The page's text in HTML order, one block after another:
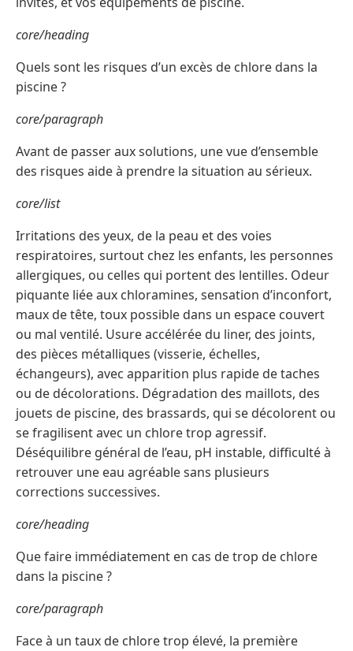
core/heading
Quels sont les risques d’un excès de chlore dans la
piscine ?
core/paragraph
Avant de passer aux solutions, une vue d’ensemble
des risques aide à prendre la situation au sérieux.
core/list
Irritations des yeux, de la peau et des voies
respiratoires, surtout chez les enfants, les personnes
allergiques, ou celles qui portent des lentilles. Odeur
piquante liée aux chloramines, sensation d’inconfort,
maux de tête, toux possible dans un espace couvert
ou mal ventilé. Usure accélérée du liner, des joints,
des pièces métalliques (visserie, échelles,
échangeurs), avec apparition plus rapide de taches
ou de décolorations. Dégradation des maillots, des
jouets de piscine, des brassards, qui se décolorent ou
se fragilisent avec un chlore trop agressif.
Déséquilibre général de l’eau, pH instable, difficulté à
retrouver une eau agréable sans plusieurs
corrections successives.
core/heading
Que faire immédiatement en cas de trop de chlore
dans la piscine ?
core/paragraph
Face à un taux de chlore trop élevé, la première